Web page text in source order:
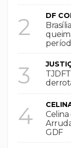
2 DF
3
4
Celina
GDF